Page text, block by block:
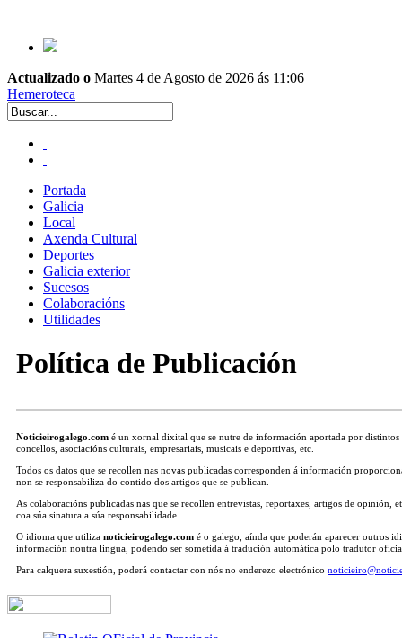
Actualizado o Martes 4 de Agosto de 2026 ás 11:06
Hemeroteca
Portada
Galicia
Local
Axenda Cultural
Deportes
Galicia exterior
Sucesos
Colaboracións
Utilidades
Política de Publicación
Noticieirogalego.com é un xornal dixital que se nutre de información aportada por distintos
concellos, asociacións culturais, empresariais, musicais e deportivas, etc.
Todos os datos que se recollen nas novas publicadas corresponden á información
non se responsabiliza do contido dos artigos que se publican.
As colaboracións publicadas nas que se recollen entrevistas, reportaxes, artigos de opinión,
coa súa sinatura a súa responsabilidade.
O idioma que utiliza noticieirogalego.com é o galego, aínda que poderán aparecer outros
información noutra lingua, podendo ser sometida á tradución automática polo tradutor
Para calquera suxestión, poderá contactar con nós no enderezo electrónico